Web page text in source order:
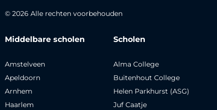
© 2026 Alle rechten voorbehouden
Middelbare scholen
Amstelveen
Apeldoorn
Arnhem
Haarlem
Scholen
Alma College
Buitenhout College
Helen Parkhurst (ASG)
Juf Caatje